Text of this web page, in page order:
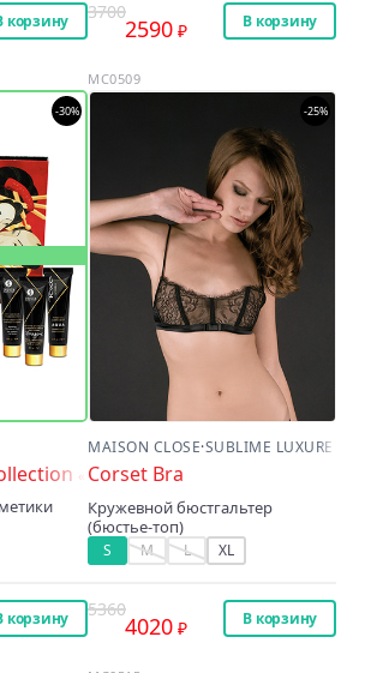
корзину 3700
2590 В корзину
«Клубника в шампанском»
-30%
корзину
MAISON CLOSE·SUBLIME LUXURE
Corset Bra
Кружевной бюстгальтер
(бюстье-топ)
S M L XL
MC0509
5360
4020
-25%
В корзину